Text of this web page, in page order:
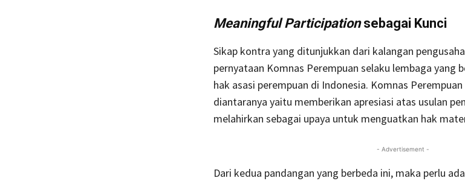
Meaningful Participationsebagai Kunci
Sikap kontra yang ditunjukkan dari kalangan
pernyataan Komnas Perempuan selaku lembaga yang
hak asasi perempuan di Indonesia. Komnas
diantaranya yaitu memberikan apresiasi atas usulan
melahirkan sebagai upaya untuk menguatkan hak
- Advertisement -
Dari kedua pandangan yang berbeda ini, maka perlu